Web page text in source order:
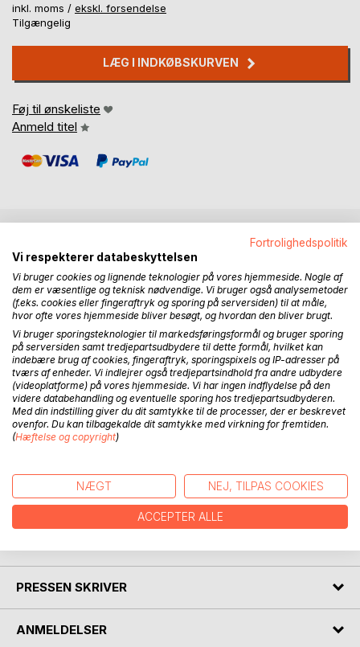
inkl. moms / ekskl. forsendelse
Tilgængelig
LÆG I INDKØBSKURVEN
Føj til ønskeliste
Anmeld titel
BESKRIVELSE
Serien Fantasi og Vrøvl tager udgangspunkt i sprogets
rytme og lyde. Igennem rim og rytme går vi på opdagelse i
fantasiens verden. I den første bog, når sten får ben, ser vi
på, hvad der sker, når sten får ben og gør noget helt andet
end det vi vil have dem til
Der bliver introduceret enkelte nye ord, som f.eks. At
spadsere, som giver anledning til snakke med børnene om
andre ord, der betyder det samme.
børn følger dog gerne med pga. Rimene og fordi de kan
snakke om, hvad der sker i tegningerne.
PRESSEN SKRIVER
ANMELDELSER
Fortrolighedspolitik
Vi respekterer databeskyttelsen
Vi bruger cookies og lignende teknologier på vores hjemmeside. Nogle af
dem er væsentlige og teknisk nødvendige. Vi bruger også analysemetoder
(f.eks. cookies eller fingeraftryk og sporing på serversiden) til at måle,
hvor ofte vores hjemmeside bliver besøgt, og hvordan den bliver brugt.
Vi bruger sporingsteknologier til markedsføringsformål og bruger sporing
på serversiden samt tredjepartsudbydere til dette formål, hvilket kan
indebære brug af cookies, fingeraftryk, sporingspixels og IP-adresser på
tværs af enheder. Vi indlejrer også tredjepartsindhold fra andre udbydere
(videoplatforme) på vores hjemmeside. Vi har ingen indflydelse på den
videre databehandling og eventuelle sporing hos tredjepartsudbyderen.
Med din indstilling giver du dit samtykke til de processer, der er beskrevet
ovenfor. Du kan tilbagekalde dit samtykke med virkning for fremtiden.
(Hæftelse og copyright)
NÆGT NEJ, TILPAS COOKIES
ACCEPTER ALLE